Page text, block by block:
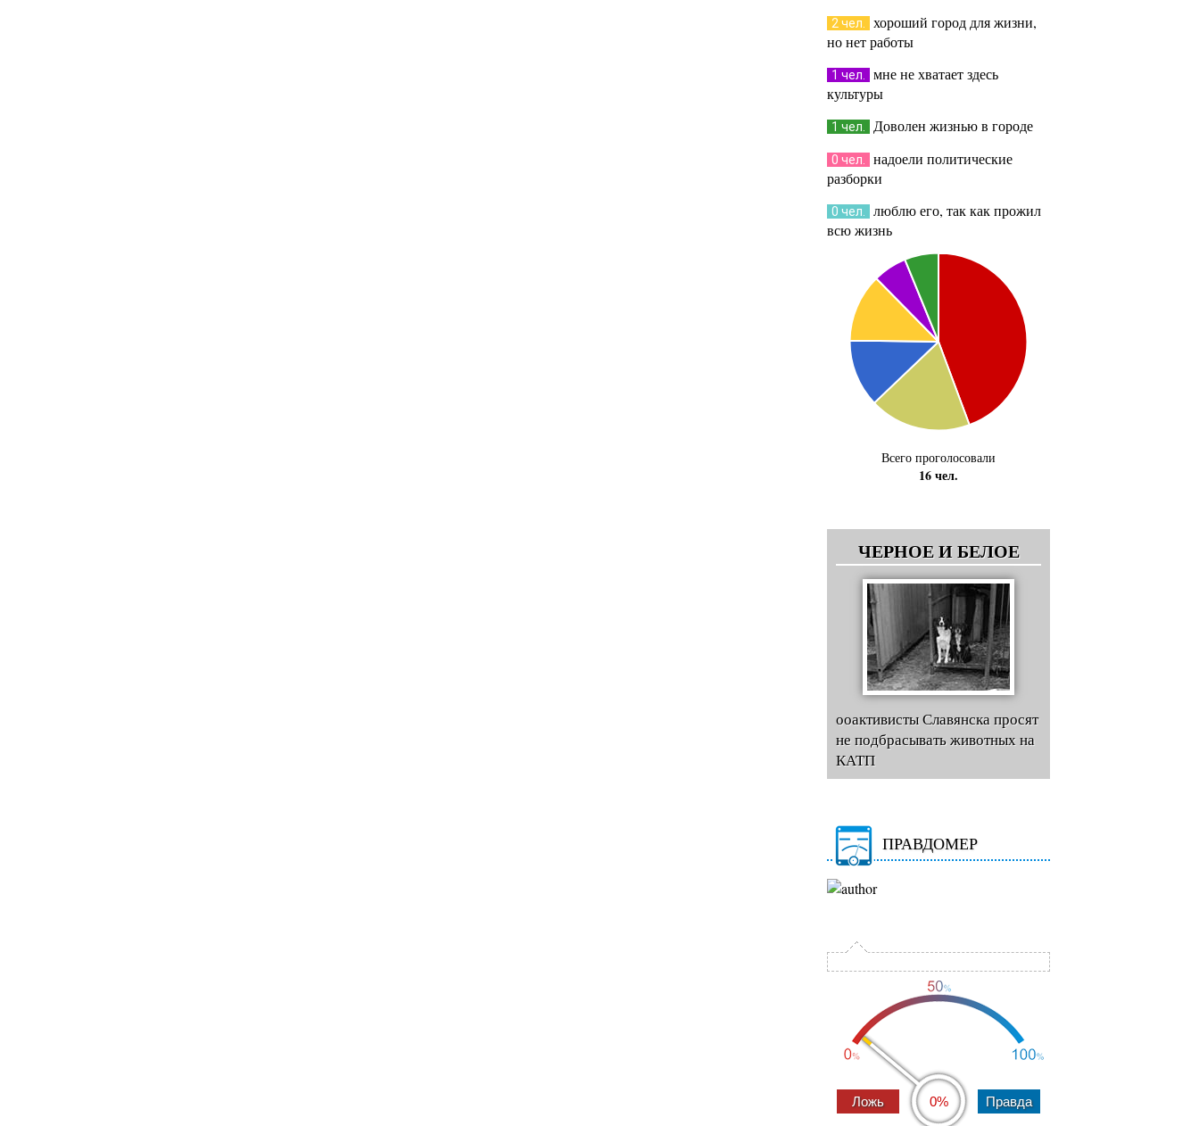
2 чел.
хороший город для жизни,
но нет работы
1 чел.
мне не хватает здесь
культуры
1 чел. Доволен жизнью в городе
0 чел.
надоели политические
разборки
0 чел.
люблю его, так как прожил
всю жизнь
Всего проголосовали
16 чел.
ЧЕРНОЕ И БЕЛОЕ
ооактивисты Славянска просят
не подбрасывать животных на
КАТП
ПРАВДОМЕР
0%